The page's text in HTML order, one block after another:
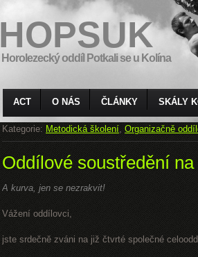
HOPSUK
Horolezecký oddíl Potkali se u Kolína
ACT O NÁS ČLÁNKY SKÁLY
Kategorie: Metodická školení, Organizačně
Oddílové soustředění
A kurva, jen se nezrakvit!
Vážení oddílovci,
jste srdečně zváni na již čtvrté společné